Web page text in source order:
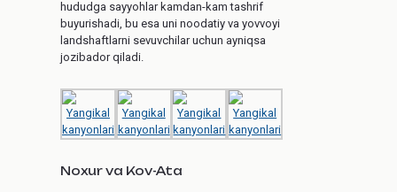
hududga sayyohlar kamdan-kam tashrif
buyurishadi, bu esa uni noodatiy va yovvoyi
landshaftlarni sevuvchilar uchun ayniqsa
jozibador qiladi.
Noxur va Kov-Ata